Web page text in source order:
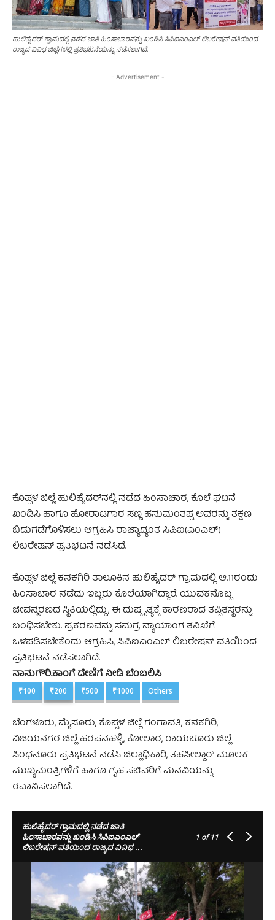
ಹುಲಿಹೈದರ್‌ ಗ್ರಾಮದಲ್ಲಿ ನಡೆದ ಜಾತಿ ಹಿಂಸಾಚಾರವನ್ನು ಖಂಡಿಸಿ ಸಿಪಿಐಎಂಎಲ್ ಲಿಬರೇಷನ್‌ ವತಿಯಿಂದ
ರಾಜ್ಯದ ವಿವಿಧ ಜಿಲ್ಲೆಗಳಲ್ಲಿ ಪ್ರತಿಭಟನೆಯನ್ನು ನಡೆಸಲಾಗಿದೆ.
- Advertisement -
ಕೊಪ್ಪಳ ಜಿಲ್ಲೆ ಹುಲಿಹೈದರ್‌ನಲ್ಲಿ ನಡೆದ ಹಿಂಸಾಚಾರ, ಕೊಲೆ ಘಟನೆ
ಖಂಡಿಸಿ ಹಾಗೂ ಹೋರಾಟಗಾರ ಸಣ್ಣ ಹನುಮಂತಪ್ಪ ಅವರನ್ನು ತಕ್ಷಣ
ಬಿಡುಗಡೆಗೊಳಿಸಲು ಆಗ್ರಹಿಸಿ ರಾಜ್ಯಾದ್ಯಂತ ಸಿಪಿಐ(ಎಂಎಲ್)
ಲಿಬರೇಷನ್ ಪ್ರತಿಭಟನೆ ನಡೆಸಿದೆ.
ಕೊಪ್ಪಳ ಜಿಲ್ಲೆ ಕನಕಗಿರಿ ತಾಲೂಕಿನ ಹುಲಿಹೈದರ್ ಗ್ರಾಮದಲ್ಲಿ ಆ.11ರಂದು
ಹಿಂಸಾಚಾರ ನಡೆದು ಇಬ್ಬರು ಕೊಲೆಯಾಗಿದ್ದಾರೆ. ಯುವಕನೊಬ್ಬ
ಜೀವನ್ಮರಣದ ಸ್ಥಿತಿಯಲ್ಲಿದ್ದು, ಈ ದುಷ್ಕೃತ್ಯಕ್ಕೆ ಕಾರಣರಾದ ತಪ್ಪಿತಸ್ಥರನ್ನು
ಬಂಧಿಸಬೇಕು. ಪ್ರಕರಣವನ್ನು ಸಮಗ್ರ ನ್ಯಾಯಾಂಗ ತನಿಖೆಗೆ
ಒಳಪಡಿಸಬೇಕೆಂದು ಆಗ್ರಹಿಸಿ, ಸಿಪಿಐಎಂಎಲ್ ಲಿಬರೇಷನ್‌ ವತಿಯಿಂದ
ಪ್ರತಿಭಟನೆ ನಡೆಸಲಾಗಿದೆ.
ನಾನುಗೌರಿ.ಕಾಂಗೆ ದೇಣಿಗೆ ನೀಡಿ ಬೆಂಬಲಿಸಿ
₹100 ₹200 ₹500 ₹1000 Others
ಬೆಂಗಳೂರು, ಮೈಸೂರು, ಕೊಪ್ಪಳ ಜಿಲ್ಲೆ ಗಂಗಾವತಿ, ಕನಕಗಿರಿ,
ವಿಜಯನಗರ ಜಿಲ್ಲೆ ಹರಪನಹಳ್ಳಿ, ಕೋಲಾರ, ರಾಯಚೂರು ಜಿಲ್ಲೆ
ಸಿಂಧನೂರು ಪ್ರತಿಭಟನೆ ನಡೆಸಿ ಜಿಲ್ಲಾಧಿಕಾರಿ,‌ ತಹಸೀಲ್ದಾರ್ ಮೂಲಕ
ಮುಖ್ಯಮಂತ್ರಿಗಳಿಗೆ ಹಾಗೂ ಗೃಹ ಸಚಿವರಿಗೆ ಮನವಿಯನ್ನು
ರವಾನಿಸಲಾಗಿದೆ.
ಹುಲಿಹೈದರ್‌ ಗ್ರಾಮದಲ್ಲಿ ನಡೆದ ಜಾತಿ
ಹಿಂಸಾಚಾರವನ್ನು ಖಂಡಿಸಿ ಸಿಪಿಐಎಂಎಲ್
ಲಿಬರೇಷನ್‌ ವತಿಯಿಂದ ರಾಜ್ಯದ ವಿವಿಧ ...
1 of 11